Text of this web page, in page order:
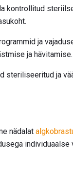
kontrollitud
ja
ja hävitamise.
steriliseeritud ja
nädalat
individuaalse